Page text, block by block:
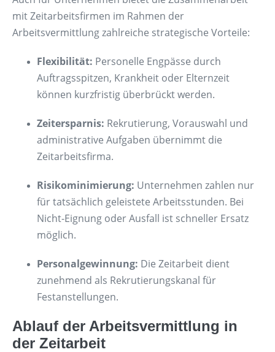
mit Zeitarbeitsfirmen im Rahmen der
Arbeitsvermittlung zahlreiche strategische Vorteile:
Flexibilität: Personelle Engpässe durch
Auftragsspitzen, Krankheit oder Elternzeit
können kurzfristig überbrückt werden.
Zeitersparnis: Rekrutierung, Vorauswahl und
administrative Aufgaben übernimmt die
Zeitarbeitsfirma.
Risikominimierung: Unternehmen zahlen nur
für tatsächlich geleistete Arbeitsstunden. Bei
Nicht-Eignung oder Ausfall ist schneller Ersatz
möglich.
Personalgewinnung: Die Zeitarbeit dient
zunehmend als Rekrutierungskanal für
Festanstellungen.
Ablauf der Arbeitsvermittlung in
der Zeitarbeit